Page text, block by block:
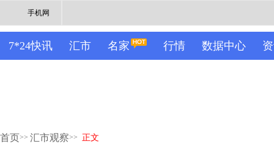
手机网
7*24快讯 汇市 名家 行情 数据中心
首页>> 汇市观察>> 正文